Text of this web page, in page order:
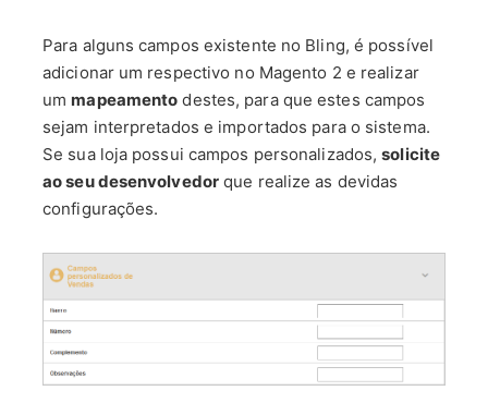
Para alguns campos existente no Bling, é possível
adicionar um respectivo no Magento 2 e realizar
um mapeamento destes, para que estes campos
sejam interpretados e importados para o sistema.
Se sua loja possui campos personalizados,solicite
ao seu desenvolvedor que realize as devidas
configurações.